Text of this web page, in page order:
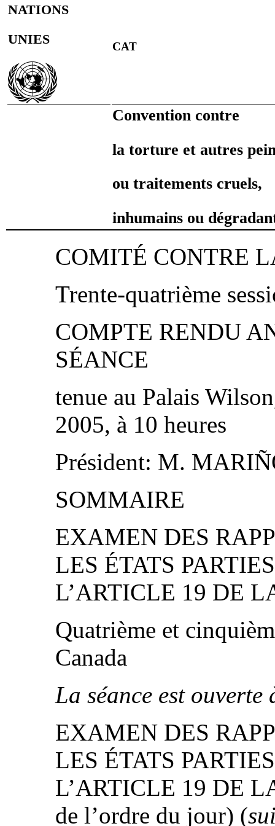
NATIONS
UNIES
CAT
Convention contre
la torture et autres
ou traitements cruels,
inhumains ou
COMITÉ CONTRE
Trente‑quatrième
COMPTE RENDU
SÉANCE
tenue au Palais
2005, à 10 heures
Président: M.
SOMMAIRE
EXAMEN DES
LES ÉTATS
L’ARTICLE 19 DE
Quatrième et
Canada
La séance est ouverte
EXAMEN DES
LES ÉTATS
L’ARTICLE 19 DE
de l’ordre du jour) (